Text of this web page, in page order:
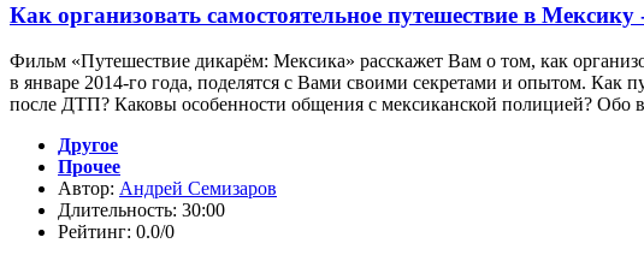
Как организовать самостоятельное путешествие в Мексику
Фильм «Путешествие дикарём: Мексика» расскажет Вам о том, как
в январе 2014-го года, поделятся с Вами своими секретами и опытом. Как
после ДТП? Каковы особенности общения с мексиканской полицией? Обо
Другое
Прочее
Автор: Андрей Семизаров
Длительность: 30:00
Рейтинг: 0.0/0